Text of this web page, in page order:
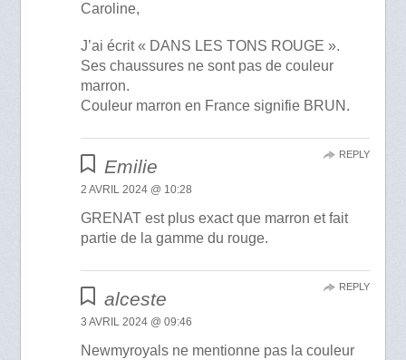
Caroline,
J’ai écrit « DANS LES TONS ROUGE ».
Ses chaussures ne sont pas de couleur
marron.
Couleur marron en France signifie BRUN.
Emilie
2 AVRIL 2024 @ 10:28
GRENAT est plus exact que marron et fait
partie de la gamme du rouge.
REPLY
alceste
3 AVRIL 2024 @ 09:46
Newmyroyals ne mentionne pas la couleur
REPLY